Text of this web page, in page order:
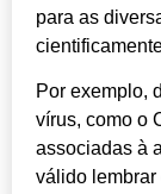
para as
Por exemplo,
vírus, como o
associadas à
válido lembrar